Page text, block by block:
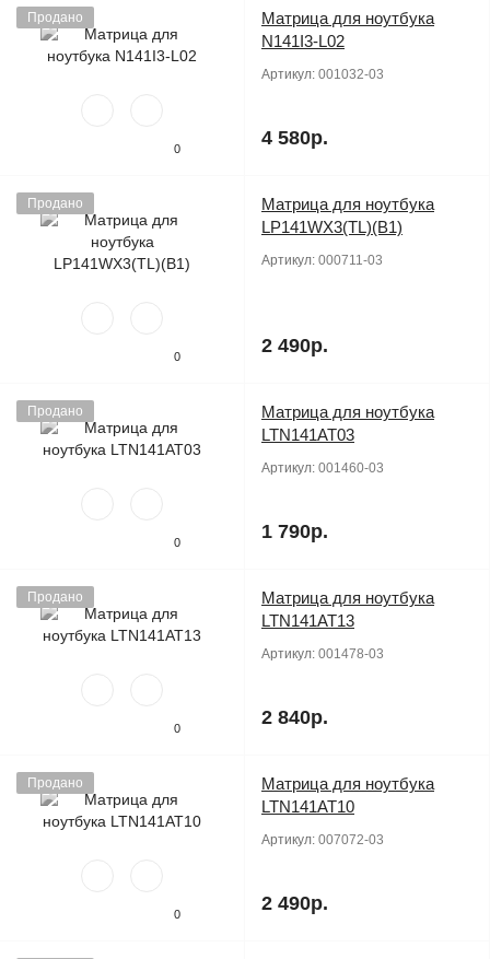
Продано
0
Матрица для ноутбука
N141I3-L02
Артикул: 001032-03
4 580р.
Продано
0
Матрица для ноутбука
LP141WX3(TL)(B1)
Артикул: 000711-03
2 490р.
Продано
0
Матрица для ноутбука
LTN141AT03
Артикул: 001460-03
1 790р.
Продано
0
Матрица для ноутбука
LTN141AT13
Артикул: 001478-03
2 840р.
Продано
0
Матрица для ноутбука
LTN141AT10
Артикул: 007072-03
2 490р.